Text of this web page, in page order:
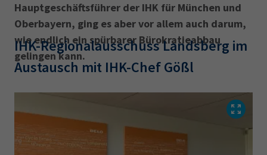
Hauptgeschäftsführer der IHK für München und
Oberbayern, ging es aber vor allem auch darum,
wie endlich ein spürbarer Bürokratieabbau
gelingen kann.
IHK-Regionalausschuss Landsberg im
Austausch mit IHK-Chef Gößl